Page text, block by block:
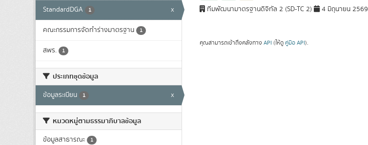
StandardDGA 1 x
คณะกรรมการจัดทำร่างมาตรฐาน 1
สพร. 1
ประเภทชุดข้อมูล
ข้อมูลระเบียน 1 x
หมวดหมู่ตามธรรมาภิบาลข้อมูล
ข้อมูลสาธารณะ 1
ทีมพัฒนามาตรฐานดิจิทัล 2 (SD-TC 2) 4 มิถุนายน 2569
คุณสามารถเข้าถึงคลังทาง API (ให้ดู คู่มือ API).